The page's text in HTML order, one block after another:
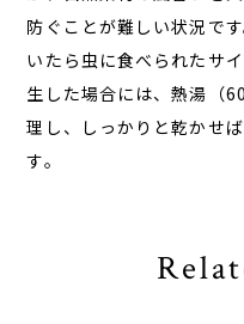
防ぐことが難しい状況で
いたら虫に食べられたサ
生した場合には、熱湯（
理し、しっかりと乾かせ
す。